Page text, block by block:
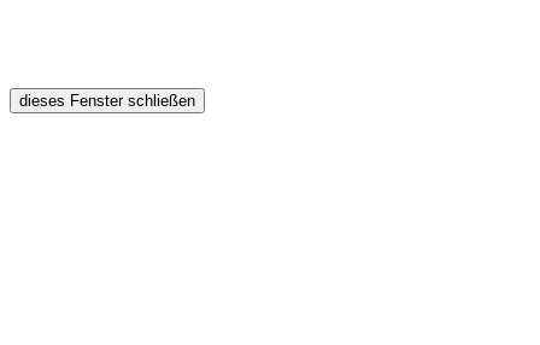
dieses Fenster schließen